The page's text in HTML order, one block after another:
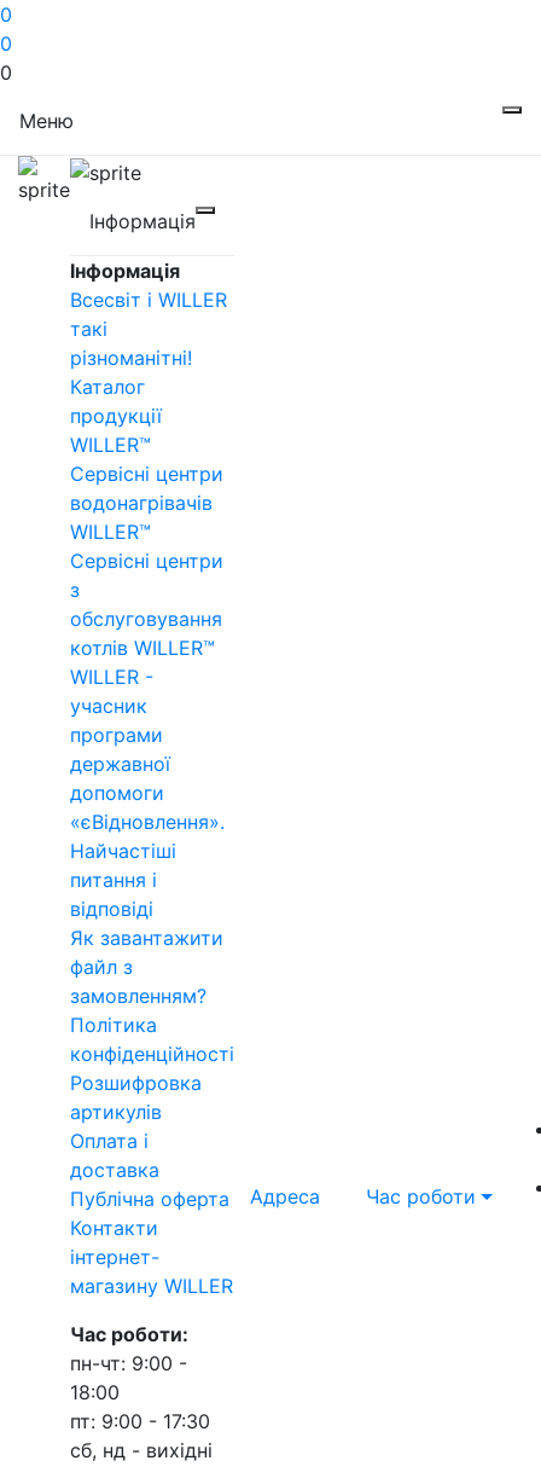
0
0
0
Меню
Інформація
Інформація
Всесвіт і WILLER
такі
різноманітні!
Каталог
продукції
WILLER™
Сервісні центри
водонагрівачів
WILLER™
Сервісні центри
з
обслуговування
котлів WILLER™
WILLER -
учасник
програми
державної
допомоги
«єВідновлення».
Найчастіші
питання і
відповіді
Як завантажити
файл з
замовленням?
Політика
конфіденційності
Розшифровка
артикулів
Оплата і
доставка
Публічна оферта
Контакти
інтернет-
магазину WILLER
Час роботи:
пн-чт: 9:00 -
18:00
пт: 9:00 - 17:30
сб, нд - вихідні
Адреса Час роботи